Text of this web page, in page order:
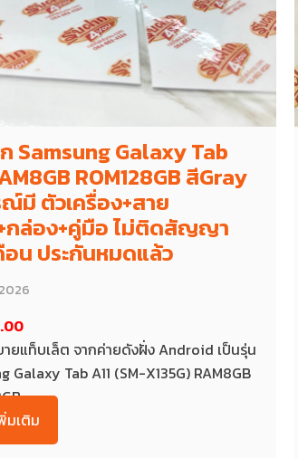
Samsung Galaxy Tab
ROM128GB สีGray
มี ตัวเครื่อง+สาย
กล่อง+คู่มือ ไม่ติดสัญญา
อน ประกันหมดแล้ว
ายแท็บเล็ต จากค่ายดังฝั่ง Android เป็นรุ่น
Galaxy Tab A11 (SM-X135G) RAM8GB
มเติม